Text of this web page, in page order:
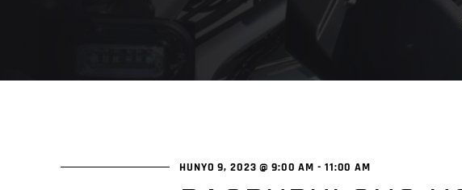
HUNYO 9, 2023 @ 9:00 AM - 11:00 AM